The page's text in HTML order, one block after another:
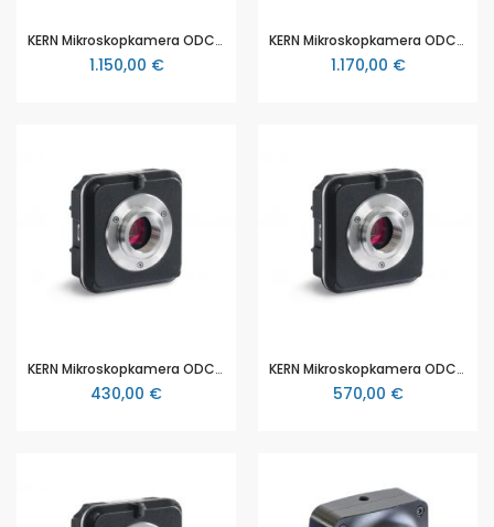
KERN Mikroskopkamera ODC-851, 2 MP, USB 2.0, Sony CMOS 1/2" (ODC 851)
1.150,00 €
KERN Mikroskopkamera ODC-852, 5 MP, USB 2.0, HDMI, SD-Karte, Sony CMOS 1/1,8" (ODC 852)
1.170,00 €
KERN Mikroskopkamera ODC-825, 5,1 MP, USB 2.0, CMOS 1/2.5" (ODC 825)
430,00 €
KERN Mikroskopkamera ODC-831, 3,1 MP, USB 3.0, CMOS 1/3" (ODC 831)
570,00 €